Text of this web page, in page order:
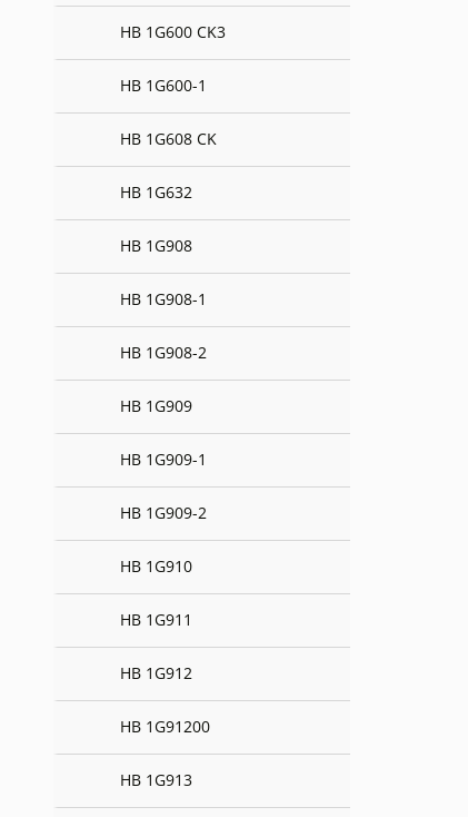
HB 1G600 CK3
HB 1G600-1
HB 1G608 CK
HB 1G632
HB 1G908
HB 1G908-1
HB 1G908-2
HB 1G909
HB 1G909-1
HB 1G909-2
HB 1G910
HB 1G911
HB 1G912
HB 1G91200
HB 1G913